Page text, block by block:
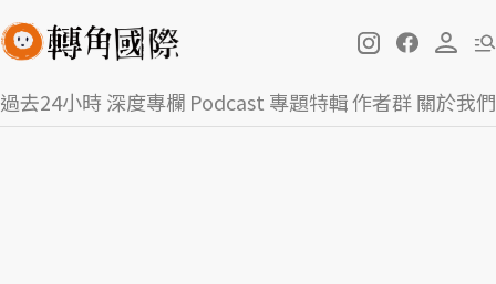
過去24小時深度專欄 Podcast 專題特輯作者群關於我們